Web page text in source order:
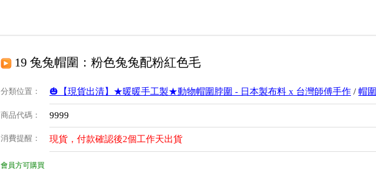
19 兔兔帽圍：粉色兔兔配粉紅色毛
分類位置 ： 🎃【現貨出清】★暖暖手工製★動物帽圍脖圍 - 日本製布料 x 台灣師傅手作 / 帽圍
商品代碼 ： 9999
消費提醒 ： 現貨，付款確認後2個工作天出貨
會員方可購買